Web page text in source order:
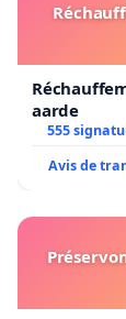
aarde
555
Avis de